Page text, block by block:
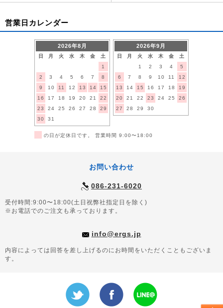
営業日カレンダー
2026年8月
日 月 火 水 木 金
土
1
2
3 4 5 6 7
8
9
10 11 12 13 14
15
16
17 18 19 20 21
22
23
24 25 26 27 28
29
30
31
2026年9月
日 月 火 水 木 金
土
1
2 3 4
5
6
7 8 9 10 11
12
13
14 15 16 17 18
19
20
21 22 23 24 25
26
27
28 29 30
の日が定休日です。 営業時間 9:00〜18:00
お問い合わせ
086-231-6020
受付時間:9:00〜18:00(土日祝弊社指定日を除く)
※お電話でのご注文も承っております。
info@ergs.jp
内容によっては回答を差し上げるのにお時間をいただくこともございま
す。